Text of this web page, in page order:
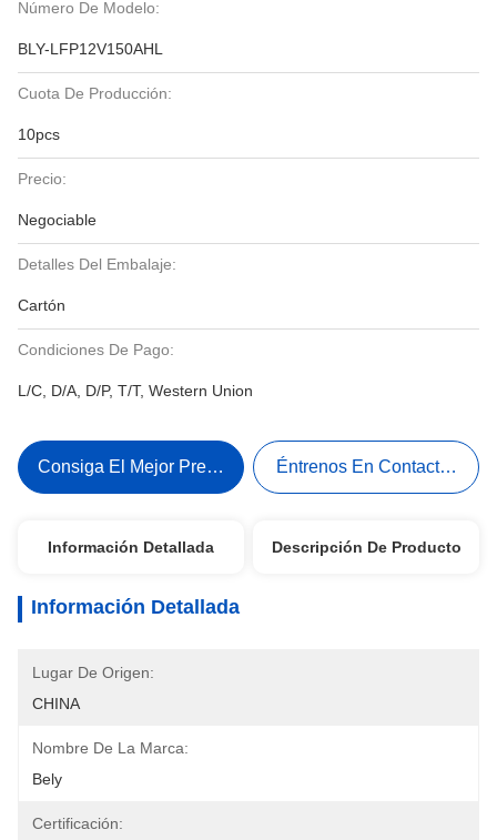
Número De Modelo:
BLY-LFP12V150AHL
Cuota De Producción:
10pcs
Precio:
Negociable
Detalles Del Embalaje:
Cartón
Condiciones De Pago:
L/C, D/A, D/P, T/T, Western Union
Consiga El Mejor Precio Éntrenos En Contacto Con
Información Detallada Descripción De Producto
Información Detallada
Lugar De Origen:
CHINA
Nombre De La Marca:
Bely
Certificación: